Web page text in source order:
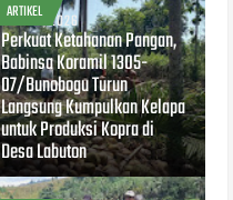
ARTIKEL
AUG 08, 2026
Perkuat Ketahanan Pangan,
Babinsa Koramil 1305-
07/Bunobogu Turun
Langsung Kumpulkan Kelapa
untuk Produksi Kopra di
Desa Labuton